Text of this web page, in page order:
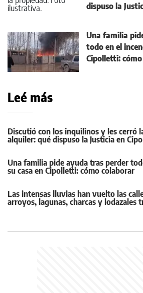
dispuso la
Una familia
todo en el
Cipolletti:
Leé más
Discutió con los inquilinos y les cerró
alquiler: qué dispuso la Justicia en
Una familia pide ayuda tras perder
su casa en Cipolletti: cómo colaborar
Las intensas lluvias han vuelto las
arroyos, lagunas, charcas y lodazales